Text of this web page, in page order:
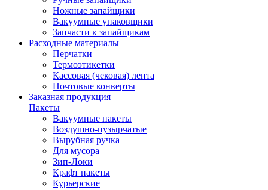
Ножные запайщики
Вакуумные упаковщики
Запчасти к запайщикам
Расходные материалы
Перчатки
Термоэтикетки
Кассовая (чековая) лента
Почтовые конверты
Заказная продукция
Пакеты
Вакуумные пакеты
Воздушно-пузырчатые
Вырубная ручка
Для мусора
Зип-Локи
Крафт пакеты
Курьерские